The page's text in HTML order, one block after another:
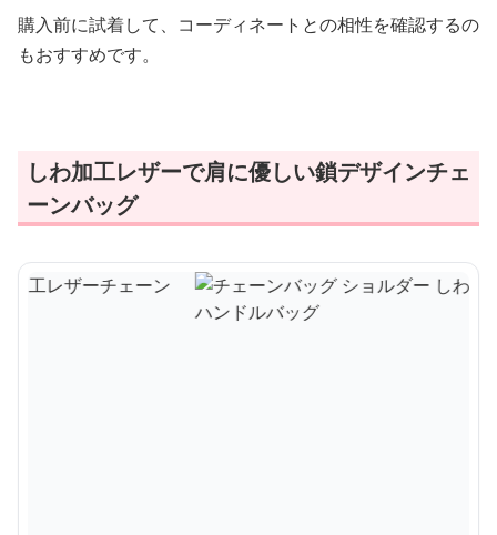
購入前に試着して、コーディネートとの相性を確認するの
もおすすめです。
しわ加工レザーで肩に優しい鎖デザインチェ
ーンバッグ